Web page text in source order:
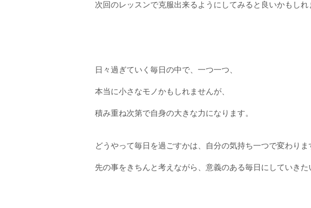
次回のレッスンで克服出来るようにしてみると良いかもしれ
日々過ぎていく毎日の中で、一つ一つ、
本当に小さなモノかもしれませんが、
積み重ね次第で自身の大きな力になります。
どうやって毎日を過ごすかは、自分の気持ち一つで変わりま
先の事をきちんと考えながら、意義のある毎日にしていきた